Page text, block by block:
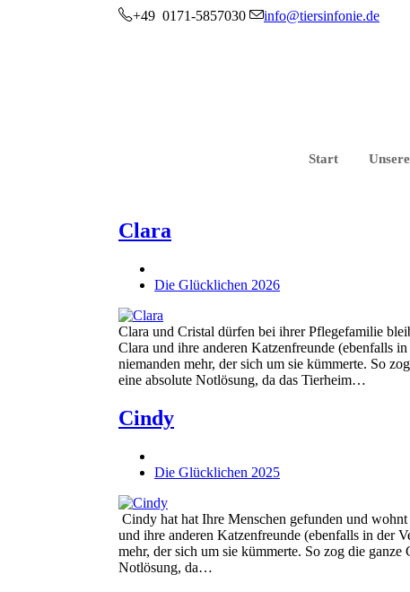
+49 0171-5857030 info@tiersinfonie.de
Start
Clara
Die Glücklichen 2026
Clara und Cristal dürfen bei ihrer Pflegefamilie
Clara und ihre anderen Katzenfreunde (ebenfalls
niemanden mehr, der sich um sie kümmerte. So
eine absolute Notlösung, da das Tierheim…
Cindy
Die Glücklichen 2025
Cindy hat hat Ihre Menschen gefunden und
und ihre anderen Katzenfreunde (ebenfalls in der
mehr, der sich um sie kümmerte. So zog die
Notlösung, da…